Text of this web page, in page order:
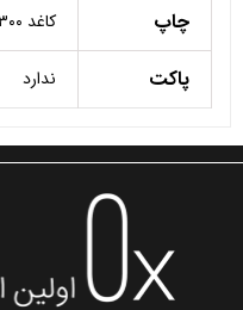
چاپ کاغد ۳۰۰ گرم گلاسه مات
پاکت ندارد